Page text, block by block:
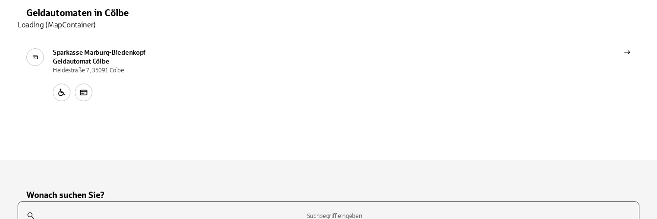
Geldautomaten in Cölbe
Sparkasse Marburg-Biedenkopf
Geldautomat Cölbe
Heidestraße 7, 35091 Cölbe
Loading (MapContainer)
Wonach suchen Sie?
Suchfeld